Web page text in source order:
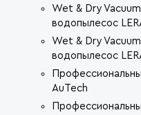
Wet & Dry
водопылесос
Wet & Dry
водопылесос
AuTech